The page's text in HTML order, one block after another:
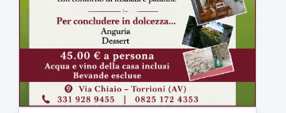
TUTTI I VIDEO